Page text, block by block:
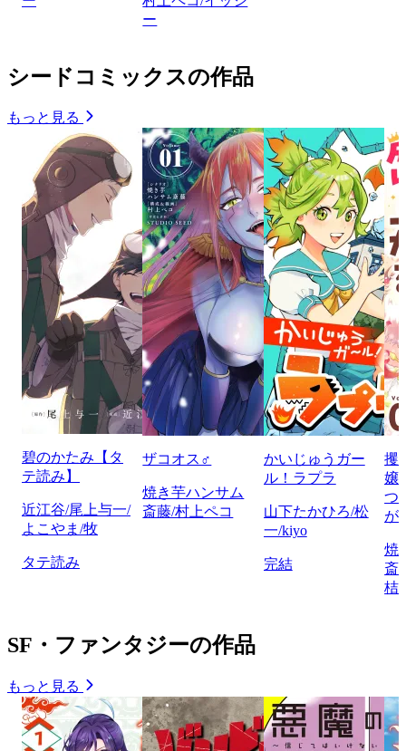
ー
シードコミックスの作品
もっと見る
碧のかたみ【タ
テ読み】
近江谷/尾上与一/
よこやま/牧
タテ読み
ザコオス♂
焼き芋ハンサム
斎藤/村上ペコ
かいじゅうガー
ル！ラプラ
山下たかひろ/松
一/kiyo
完結
攫
嬢
つ
が
焼
斎
桔
SF・ファンタジーの作品
もっと見る